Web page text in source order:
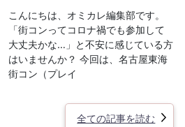
こんにちは、オミカレ編集部です。
「街コンってコロナ禍でも参加して
大丈夫かな…」と不安に感じている方
はいませんか？ 今回は、名古屋東海
街コン（プレイ
全ての記事を読む